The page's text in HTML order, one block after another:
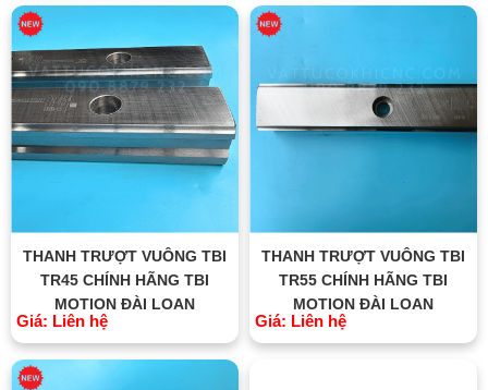
THANH TRƯỢT VUÔNG TBI
TR45 CHÍNH HÃNG TBI
MOTION ĐÀI LOAN
Giá: Liên hệ
THANH TRƯỢT VUÔNG TBI
TR55 CHÍNH HÃNG TBI
MOTION ĐÀI LOAN
Giá: Liên hệ